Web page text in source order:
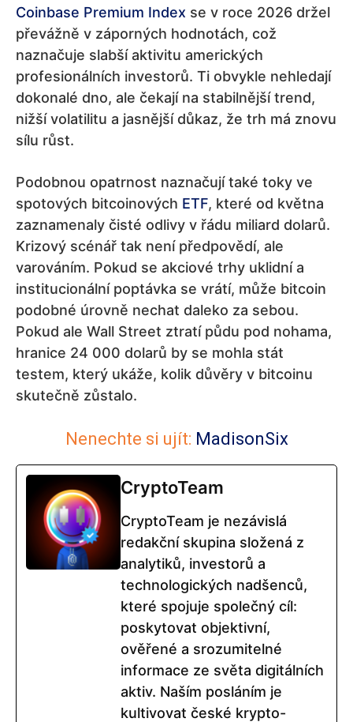
Coinbase Premium Index se v roce 2026 držel
převážně v záporných hodnotách, což
naznačuje slabší aktivitu amerických
profesionálních investorů. Ti obvykle nehledají
dokonalé dno, ale čekají na stabilnější trend,
nižší volatilitu a jasnější důkaz, že trh má znovu
sílu růst.
Podobnou opatrnost naznačují také toky ve
spotových bitcoinových ETF, které od května
zaznamenaly čisté odlivy v řádu miliard dolarů.
Krizový scénář tak není předpovědí, ale
varováním. Pokud se akciové trhy uklidní a
institucionální poptávka se vrátí, může bitcoin
podobné úrovně nechat daleko za sebou.
Pokud ale Wall Street ztratí půdu pod nohama,
hranice 24 000 dolarů by se mohla stát
testem, který ukáže, kolik důvěry v bitcoinu
skutečně zůstalo.
Nenechte si ujít: MadisonSix
CryptoTeam
CryptoTeam je nezávislá
redakční skupina složená z
analytiků, investorů a
technologických nadšenců,
které spojuje společný cíl:
poskytovat objektivní,
ověřené a srozumitelné
informace ze světa digitálních
aktiv. Naším posláním je
kultivovat české krypto-